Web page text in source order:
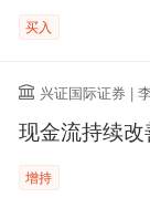
买入
兴证国际证券 |
现金流持续
增持